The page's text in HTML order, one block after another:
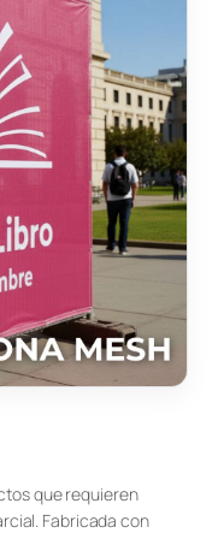
que requieren
Fabricada con